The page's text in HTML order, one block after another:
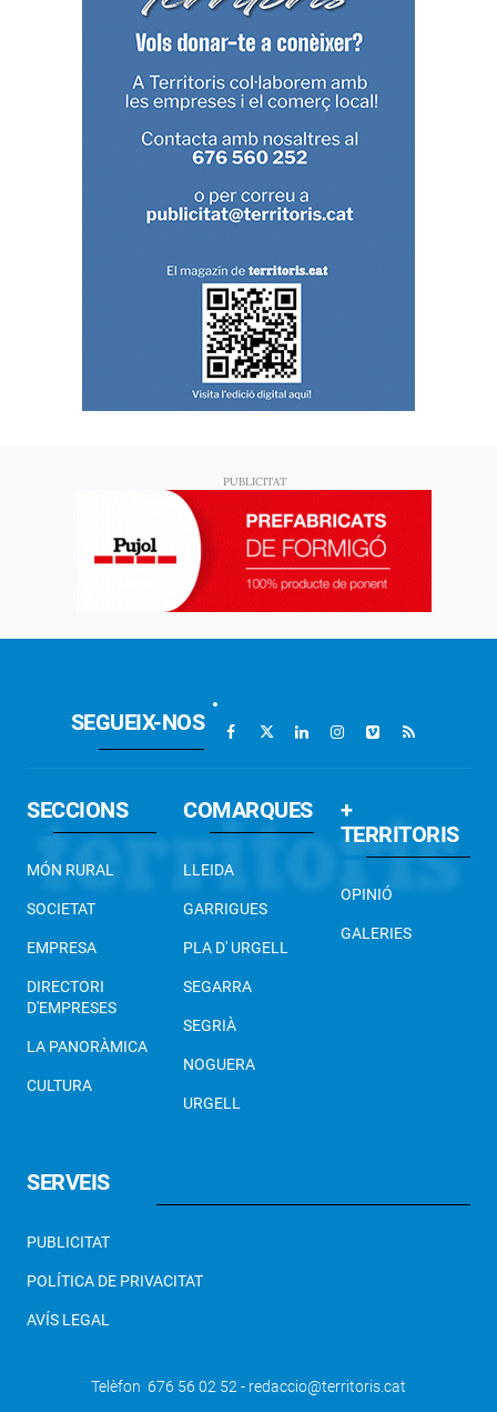
SEGUEIX-NOS
SECCIONS
MÓN RURAL
SOCIETAT
EMPRESA
DIRECTORI
D'EMPRESES
LA PANORÀMICA
CULTURA
COMARQUES
LLEIDA
GARRIGUES
PLA D' URGELL
SEGARRA
SEGRIÀ
NOGUERA
URGELL
+
TERRITORIS
OPINIÓ
GALERIES
SERVEIS
PUBLICITAT
POLÍTICA DE PRIVACITAT
AVÍS LEGAL
Telèfon 676 56 02 52 - redaccio@territoris.cat